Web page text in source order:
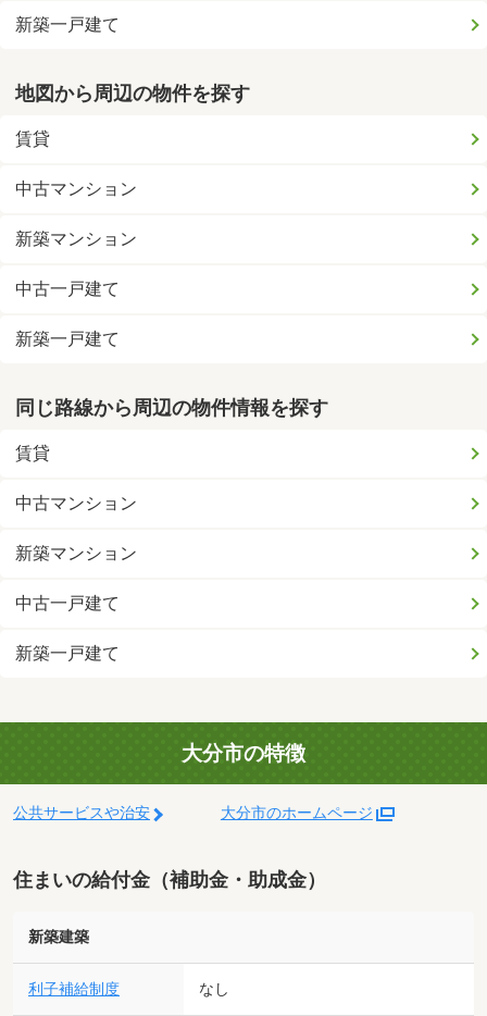
新築一戸建て
地図から周辺の物件を探す
賃貸
中古マンション
新築マンション
中古一戸建て
新築一戸建て
同じ路線から周辺の物件情報を探す
賃貸
中古マンション
新築マンション
中古一戸建て
新築一戸建て
大分市の特徴
公共サービスや治安 大分市のホームページ
住まいの給付金（補助金・助成金）
新築建築
利子補給制度 なし